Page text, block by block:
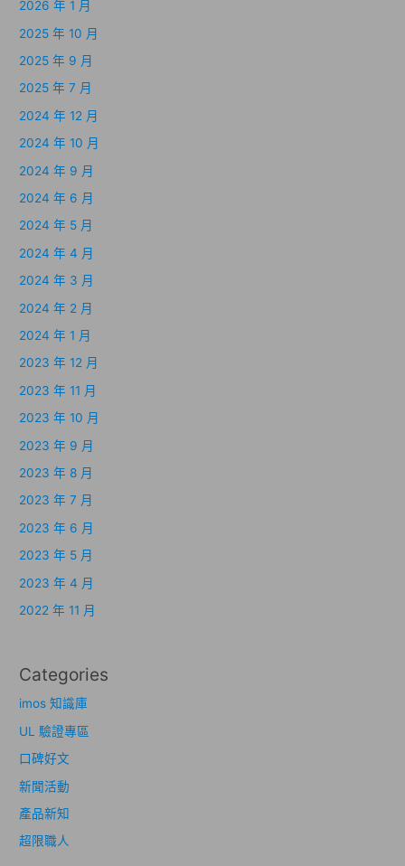
2026 年 1 月
2025 年 10 月
2025 年 9 月
2025 年 7 月
2024 年 12 月
2024 年 10 月
2024 年 9 月
2024 年 6 月
2024 年 5 月
2024 年 4 月
2024 年 3 月
2024 年 2 月
2024 年 1 月
2023 年 12 月
2023 年 11 月
2023 年 10 月
2023 年 9 月
2023 年 8 月
2023 年 7 月
2023 年 6 月
2023 年 5 月
2023 年 4 月
2022 年 11 月
Categories
imos 知識庫
UL 驗證專區
口碑好文
新聞活動
產品新知
超限職人